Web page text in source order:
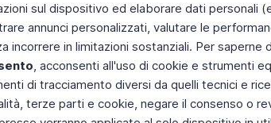
sul dispositivo ed elaborare dati personali
annunci personalizzati, valutare le
incorrere in limitazioni sostanziali. Per saperne
, acconsenti all'uso di cookie e strumenti
di tracciamento diversi da quelli tecnici e
terze parti e cookie, negare il consenso o